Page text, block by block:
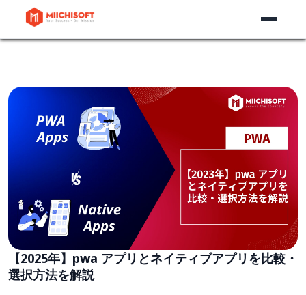
【2025年】pwa アプリとネイティブアプリを比較・
選択方法を解説